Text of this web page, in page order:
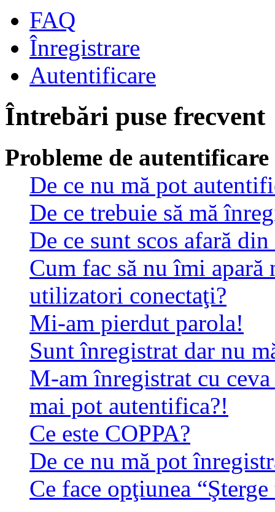
FAQ
Înregistrare
Autentificare
Întrebări puse frecvent
Probleme de
De ce nu mă pot
De ce trebuie să mă
De ce sunt scos afară
Cum fac să nu îmi
utilizatori conectaţi?
Mi-am pierdut parola!
Sunt înregistrat dar nu
M-am înregistrat cu
mai pot autentifica?!
Ce este COPPA?
De ce nu mă pot
Ce face opţiunea